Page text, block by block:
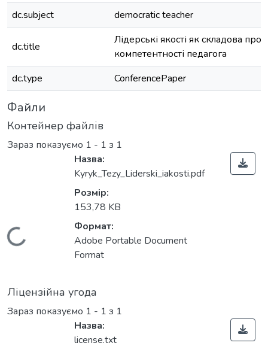
dc.subject
democratic teacher
dc.title
Лідерські якості як складова
компетентності педагога
dc.type
ConferencePaper
Файли
Контейнер файлів
Зараз показуємо 1 - 1 з 1
Вантажиться...
Назва:
Kyryk_Tezy_Liderski_iakosti.pdf
Розмір:
153,78 KB
Формат:
Adobe Portable Document
Format
Ліцензійна угода
Зараз показуємо 1 - 1 з 1
Назва:
license.txt